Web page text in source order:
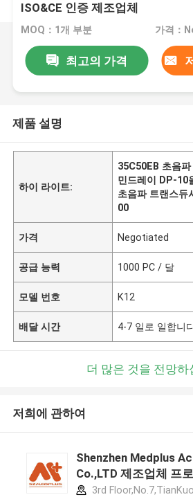
ISO&CE 인증 제조업체
MOQ：1개 부분 가격：
최고의 가격
제품 설명
하이 라이트:
35C50EB 초음
민드레이 DP-10
초음파 트랜스듀
00
가격 Negotiated
공급 능력 1000 PC / 달
모델 번호 K12
배달 시간 4-7 일로 일합니
더 많은 것을 전망하
저희에 관하여
Shenzhen Medplus
Co.,LTD 제조업체 프
3rd Floor,No.7,TianKuo